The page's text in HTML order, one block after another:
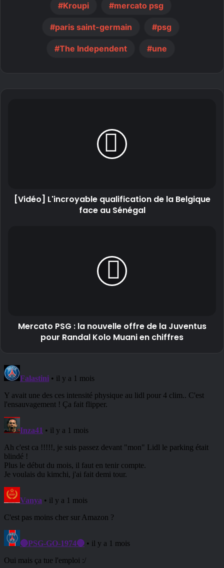
Kroupi mercato psg
paris saint-germain psg
The Independent une
[Vidéo] L'incroyable qualification de la Belgique
face au Sénégal
Mercato PSG : la nouvelle offre de la Juventus
pour Randal Kolo Muani en chiffres